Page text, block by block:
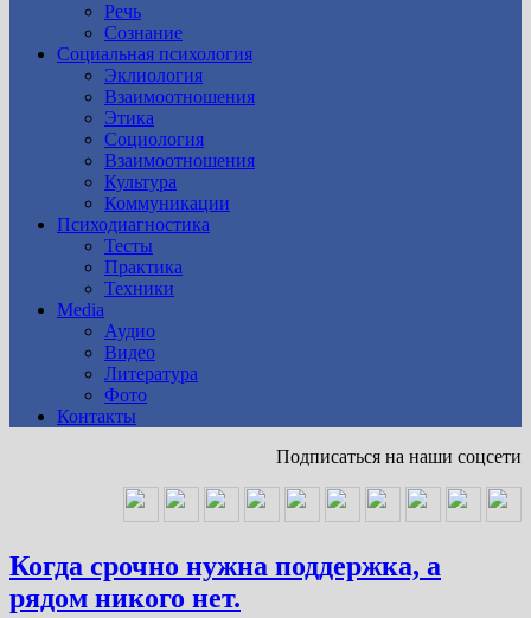
Речь
Сознание
Социальная психология
Эклиология
Взаимоотношения
Этика
Социология
Взаимоотношения
Культура
Коммуникации
Психодиагностика
Тесты
Практика
Техники
Media
Аудио
Видео
Литература
Фото
Контакты
Подписаться на наши соцсети
Когда срочно нужна поддержка, а
рядом никого нет.